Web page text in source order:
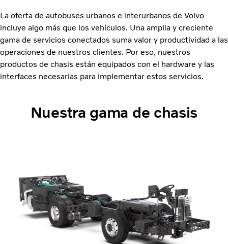
La oferta de autobuses urbanos e interurbanos de Volvo
incluye algo más que los vehículos. Una amplia y creciente
gama de servicios conectados suma valor y productividad a las
operaciones de nuestros clientes. Por eso, nuestros
productos de chasis están equipados con el hardware y las
interfaces necesarias para implementar estos servicios.
Nuestra gama de chasis